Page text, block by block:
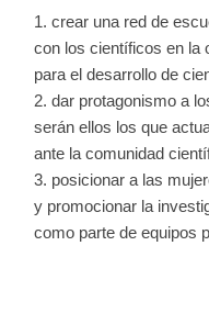
crear una red de
con los científicos en la
para el desarrollo de
dar protagonismo a
serán ellos los que
ante la comunidad
posicionar a las
y promocionar la
como parte de equipos